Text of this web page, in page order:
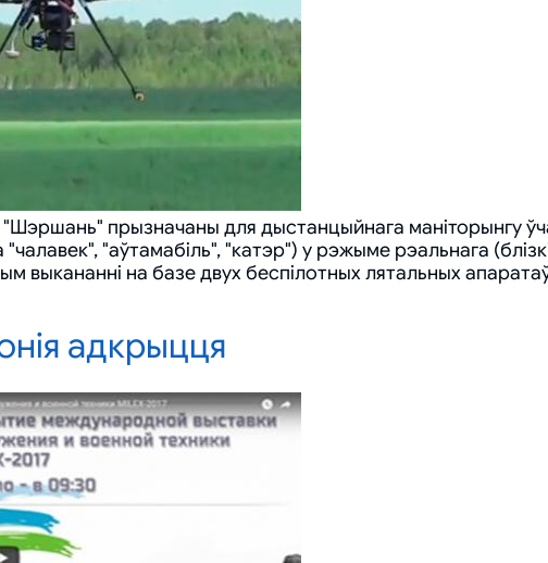
прызначаны для дыстанцыйнага маніторынгу
"чалавек", "аўтамабіль", "катэр") у рэжыме рэальнага
выкананні на базе двух беспілотных лятальных
адкрыцця